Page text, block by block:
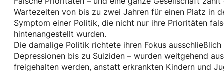
Wartezeiten von bis zu zwei Jahren für einen Platz in
Symptom einer Politik, die nicht nur ihre Prioritäten
hintenangestellt wurden.
Die damalige Politik richtete ihren Fokus
Depressionen bis zu Suiziden – wurden weitgehend
freigehalten werden, anstatt erkrankten Kindern und